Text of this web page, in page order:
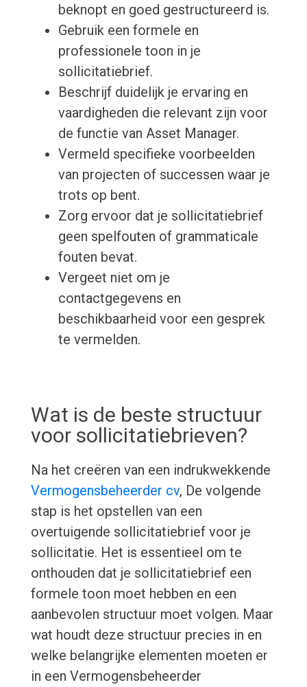
beknopt en goed gestructureerd is.
Gebruik een formele en
professionele toon in je
sollicitatiebrief.
Beschrijf duidelijk je ervaring en
vaardigheden die relevant zijn voor
de functie van Asset Manager.
Vermeld specifieke voorbeelden
van projecten of successen waar je
trots op bent.
Zorg ervoor dat je sollicitatiebrief
geen spelfouten of grammaticale
fouten bevat.
Vergeet niet om je
contactgegevens en
beschikbaarheid voor een gesprek
te vermelden.
Wat is de beste structuur
voor sollicitatiebrieven?
Na het creëren van een indrukwekkende
Vermogensbeheerder cv, De volgende
stap is het opstellen van een
overtuigende sollicitatiebrief voor je
sollicitatie. Het is essentieel om te
onthouden dat je sollicitatiebrief een
formele toon moet hebben en een
aanbevolen structuur moet volgen. Maar
wat houdt deze structuur precies in en
welke belangrijke elementen moeten er
in een Vermogensbeheerder